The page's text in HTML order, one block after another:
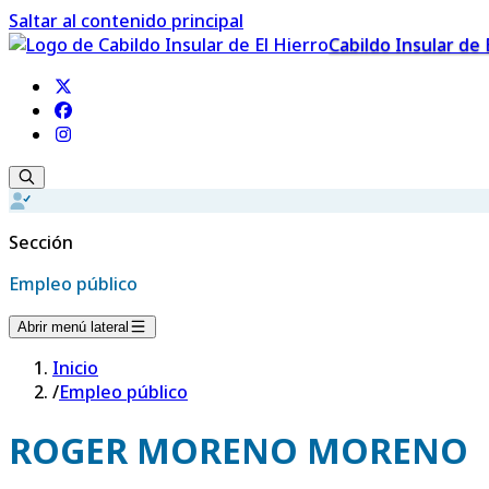
Saltar al contenido principal
Cabildo Insular de
Sección
Empleo público
Abrir menú lateral
Inicio
/Empleo público
ROGER MORENO MORENO